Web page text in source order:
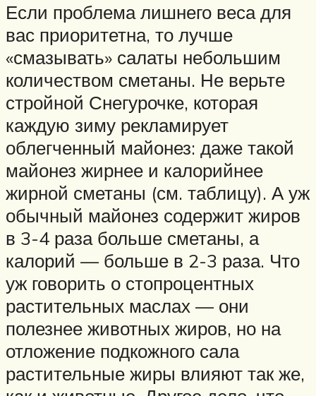
Если проблема лишнего веса для
вас приоритетна, то лучше
«смазывать» салаты небольшим
количеством сметаны. Не верьте
стройной Снегурочке, которая
каждую зиму рекламирует
облегченный майонез: даже такой
майонез жирнее и калорийнее
жирной сметаны (см. таблицу). А уж
обычный майонез содержит жиров
в 3-4 раза больше сметаны, а
калорий — больше в 2-3 раза. Что
уж говорить о стопроцентных
растительных маслах — они
полезнее животных жиров, но на
отложение подкожного сала
растительные жиры влияют так же,